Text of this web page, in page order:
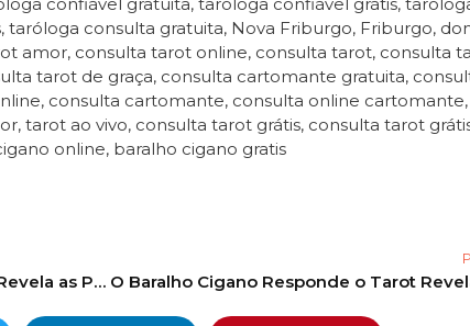
consulta gratuita, Nova Friburgo, Friburgo,
amor, consulta tarot online, consulta tarot, consulta
tarot de graça, consulta cartomante gratuita,
consulta cartomante, consulta online
tarot ao vivo, consulta tarot grátis, consulta tarot
online, baralho cigano gratis
O Baralho Cigano Responde o Tarot Revela as Previsões de junho! #tarot #tarotonline #tarothoje 94